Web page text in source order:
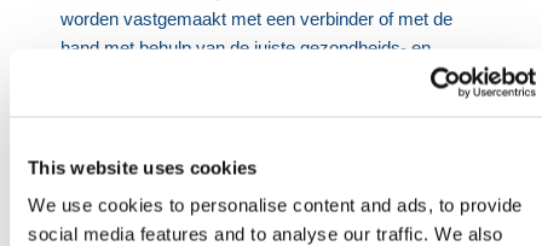
This website uses cookies
We use cookies to personalise content and ads, to provide
social media features and to analyse our traffic. We also
worden vastgemaakt met een verbinder of met de
hand met behulp van de juiste gezondheids- en
veiligheidsmaatregelen. Bij het gebruik van nietjes,
Draadomheining kan beschadigen.
Om tijdens de installatie zo veilig mogelijk te blijven,
moet de juiste beschermende kleding worden